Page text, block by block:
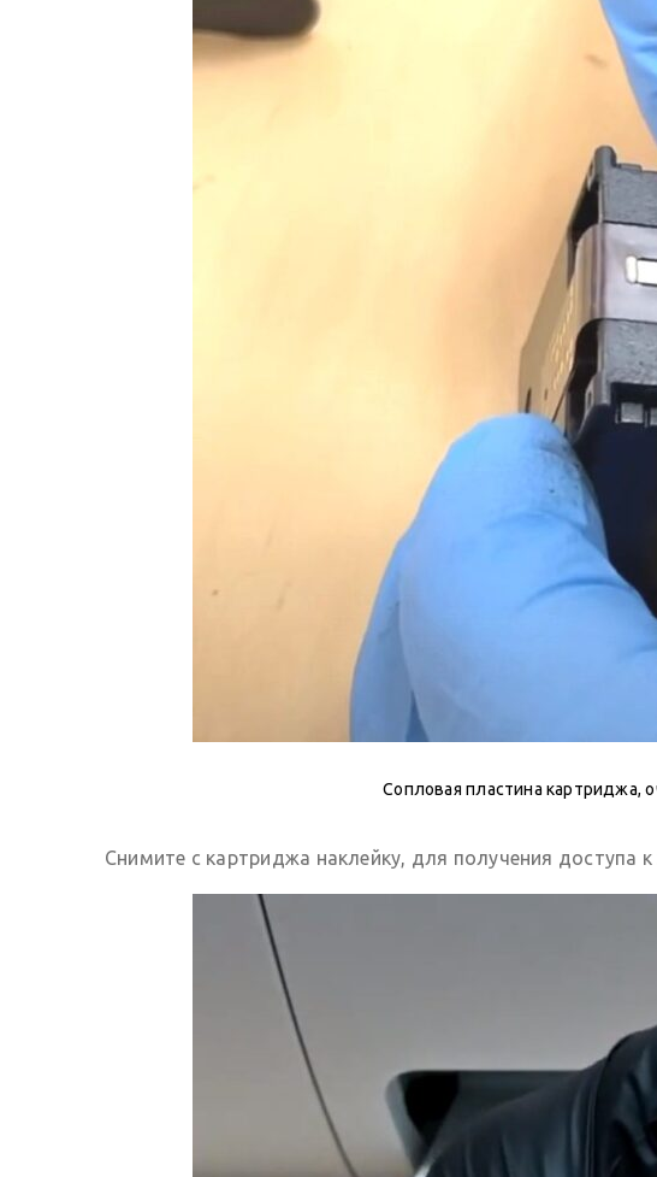
Сопловая пластина картриджа,
Снимите с картриджа наклейку, для получения доступа